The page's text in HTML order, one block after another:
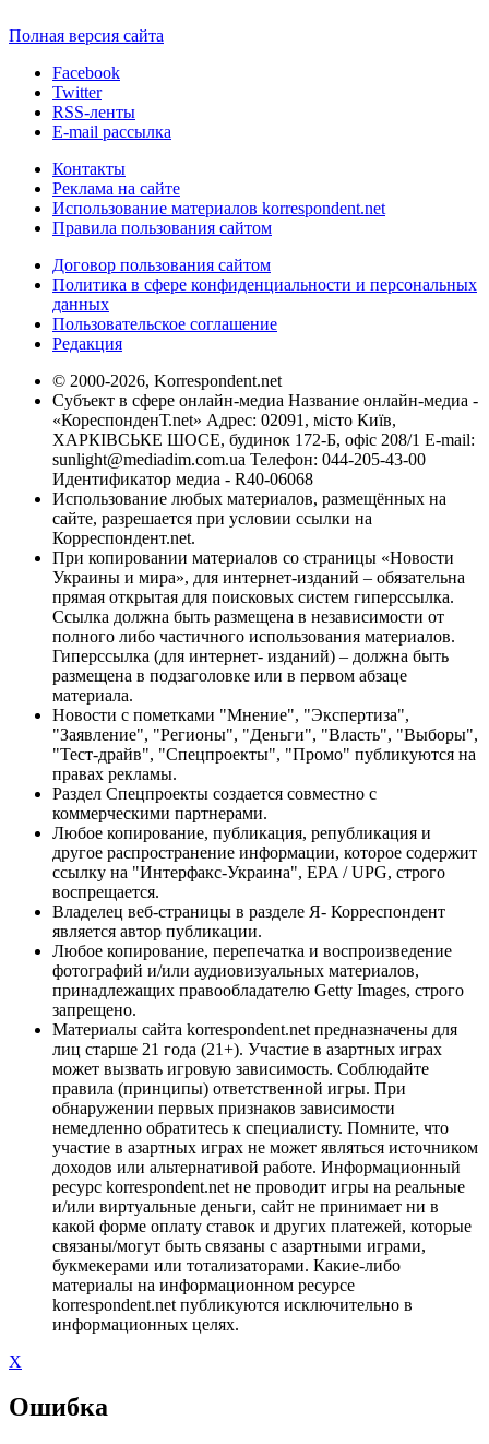
Полная версия сайта
Facebook
Twitter
RSS-ленты
E-mail рассылка
Контакты
Реклама на сайте
Использование материалов korrespondent.net
Правила пользования сайтом
Договор пользования сайтом
Политика в сфере конфиденциальности и персональных
данных
Пользовательское соглашение
Редакция
© 2000-2026, Korrespondent.net
Субъект в сфере онлайн-медиа Название онлайн-медиа -
«КореспонденТ.net» Адрес: 02091, місто Київ,
ХАРКІВСЬКЕ ШОСЕ, будинок 172-Б, офіс 208/1 E-mail:
sunlight@mediadim.com.ua Телефон: 044-205-43-00
Идентификатор медиа - R40-06068
Использование любых материалов, размещённых на
сайте, разрешается при условии ссылки на
Корреспондент.net.
При копировании материалов со страницы «Новости
Украины и мира», для интернет-изданий – обязательна
прямая открытая для поисковых систем гиперссылка.
Ссылка должна быть размещена в независимости от
полного либо частичного использования материалов.
Гиперссылка (для интернет- изданий) – должна быть
размещена в подзаголовке или в первом абзаце
материала.
Новости с пометками "Мнение", "Экспертиза",
"Заявление", "Регионы", "Деньги", "Власть", "Выборы",
"Тест-драйв", "Спецпроекты", "Промо" публикуются на
правах рекламы.
Раздел Спецпроекты создается совместно с
коммерческими партнерами.
Любое копирование, публикация, републикация и
другое распространение информации, которое содержит
ссылку на "Интерфакс-Украина", EPA / UPG, строго
воспрещается.
Владелец веб-страницы в разделе Я- Корреспондент
является автор публикации.
Любое копирование, перепечатка и воспроизведение
фотографий и/или аудиовизуальных материалов,
принадлежащих правообладателю Getty Images, строго
запрещено.
Материалы сайта korrespondent.net предназначены для
лиц старше 21 года (21+). Участие в азартных играх
может вызвать игровую зависимость. Соблюдайте
правила (принципы) ответственной игры. При
обнаружении первых признаков зависимости
немедленно обратитесь к специалисту. Помните, что
участие в азартных играх не может являться источником
доходов или альтернативой работе. Информационный
ресурс korrespondent.net не проводит игры на реальные
и/или виртуальные деньги, сайт не принимает ни в
какой форме оплату ставок и других платежей, которые
связаны/могут быть связаны с азартными играми,
букмекерами или тотализаторами. Какие-либо
материалы на информационном ресурсе
korrespondent.net публикуются исключительно в
информационных целях.
X
Ошибка